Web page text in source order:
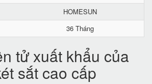
HOMESUN
36 Tháng
tử xuất khẩu của
sắt cao cấp